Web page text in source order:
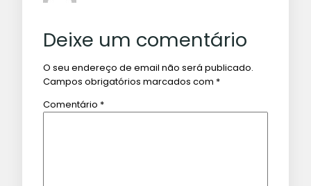
Deixe um comentário
O seu endereço de email não será publicado.
Campos obrigatórios marcados com *
Comentário *